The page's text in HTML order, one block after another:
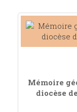
Mémoire
diocèse